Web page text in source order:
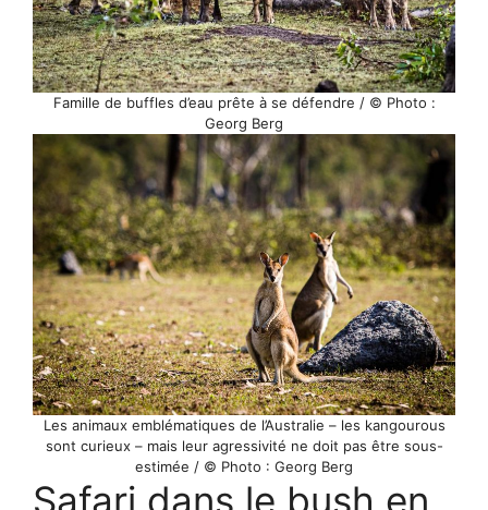
Famille de buffles d’eau prête à se défendre / © Photo :
Georg Berg
Les animaux emblématiques de l’Australie – les kangourous
sont curieux – mais leur agressivité ne doit pas être sous-
estimée / © Photo : Georg Berg
Safari dans le bush en